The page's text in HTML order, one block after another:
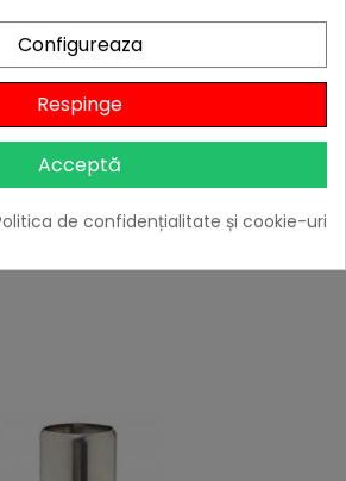
inox pentru gratar Premium Char-
Broil 140767
229,00 lei
189,00 lei
Niciun review
cu codulBBQFEST
În stoc
Adaugă în Coș
Configureaza
Respinge
Acceptă
de confidențialitate și cookie-uri